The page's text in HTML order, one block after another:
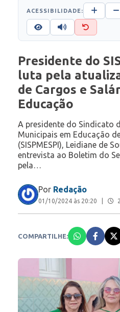
ACESSIBILIDADE:
Presidente do
luta pela
de Cargos e
Educação
A presidente do Sindicato
Municipais em Educação
(SISPMESPI), Leidiane de
entrevista ao Boletim do
pela…
Por Redação
01/10/2024 às 20:20
COMPARTILHE: